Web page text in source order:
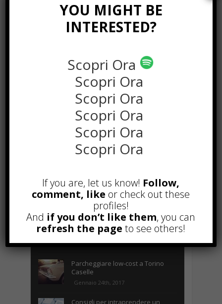
Alcuni trucchi per avere un blog di
successo
Novembre 22nd, 2016
Comprare visite YouTube: i 5
vantaggi TOP!
Novembre 2nd, 2017
Parcheggiare low-cost a Torino
Caselle
Gennaio 24th, 2017
Consigli per intraprendere un
YOU MIGHT BE
INTERESTED?
Scopri Ora
Scopri Ora
Scopri Ora
Scopri Ora
Scopri Ora
Scopri Ora
If you are, let us know! Follow,
comment, like or check out these
profiles!
And if you don’t like them, you can
refresh the page to see others!